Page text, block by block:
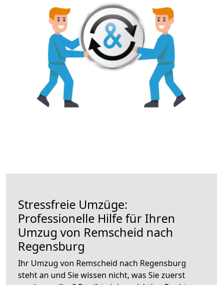
Stressfreie Umzüge:
Professionelle Hilfe für Ihren
Umzug von Remscheid nach
Regensburg
Ihr Umzug von Remscheid nach Regensburg
steht an und Sie wissen nicht, was Sie zuerst